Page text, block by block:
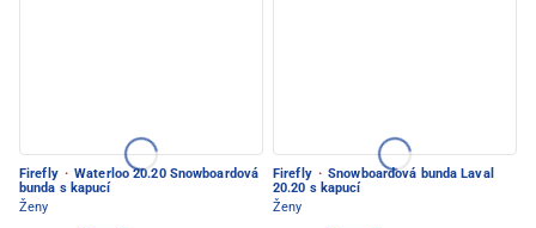
Firefly · Waterloo 20.20 Snowboardová
bunda s kapucí
Ženy
Firefly · Snowboardová bunda Laval
20.20 s kapucí
Ženy